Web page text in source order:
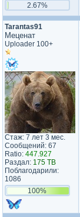
2.67%
Tarantas91
Меценат
Uploader 100+
Стаж: 7 лет 3 мес.
Сообщений: 67
Ratio: 447.927
Раздал: 175 TB
Поблагодарили:
1086
100%